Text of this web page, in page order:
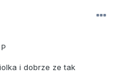
i dobrze ze tak